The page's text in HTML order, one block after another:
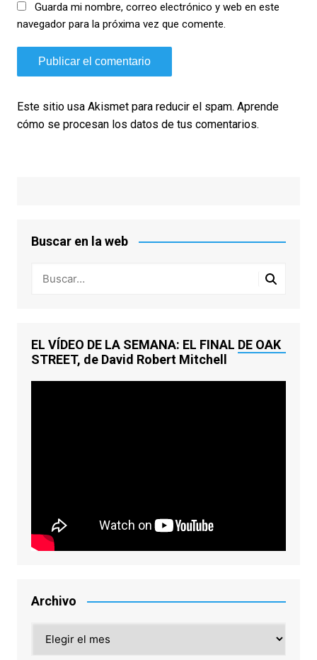
Guarda mi nombre, correo electrónico y web en este
navegador para la próxima vez que comente.
Este sitio usa Akismet para reducir el spam. Aprende
cómo se procesan los datos de tus comentarios.
Buscar en la web
EL VÍDEO DE LA SEMANA: EL FINAL DE OAK
STREET, de David Robert Mitchell
Archivo